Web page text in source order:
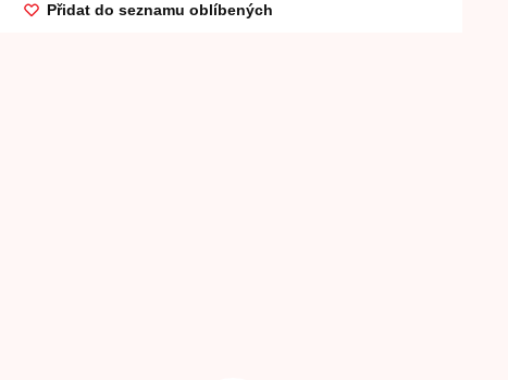
Přidat do seznamu oblíbených